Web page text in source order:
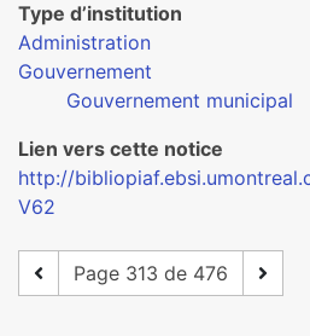
Type d’institution
Administration
Gouvernement
Gouvernement municipal
Lien vers cette notice
http://
V62
Page 313 de 476